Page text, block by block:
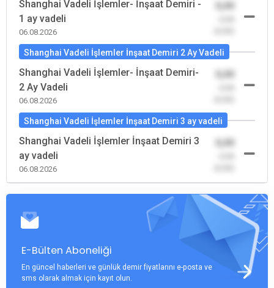
Shanghai Vadeli İşlemler- İnşaat Demiri -
1 ay vadeli
06.08.2026
0,00
Shanghai Vadeli İşlemler İnşaat Demiri 2 Ay Vadeli
Shanghai Vadeli İşlemler- İnşaat Demiri-
2 Ay Vadeli
06.08.2026
0,00
Shanghai Vadeli İşlemler İnşaat Demiri 3 ay vadeli
Shanghai Vadeli İşlemler İnşaat Demiri 3
ay vadeli
06.08.2026
0,00
E-Bülten Aboneliği
En güncel haberleri ve günlük demir fiyatlarını e-posta ve
sms olarak almak için kayıt olun.